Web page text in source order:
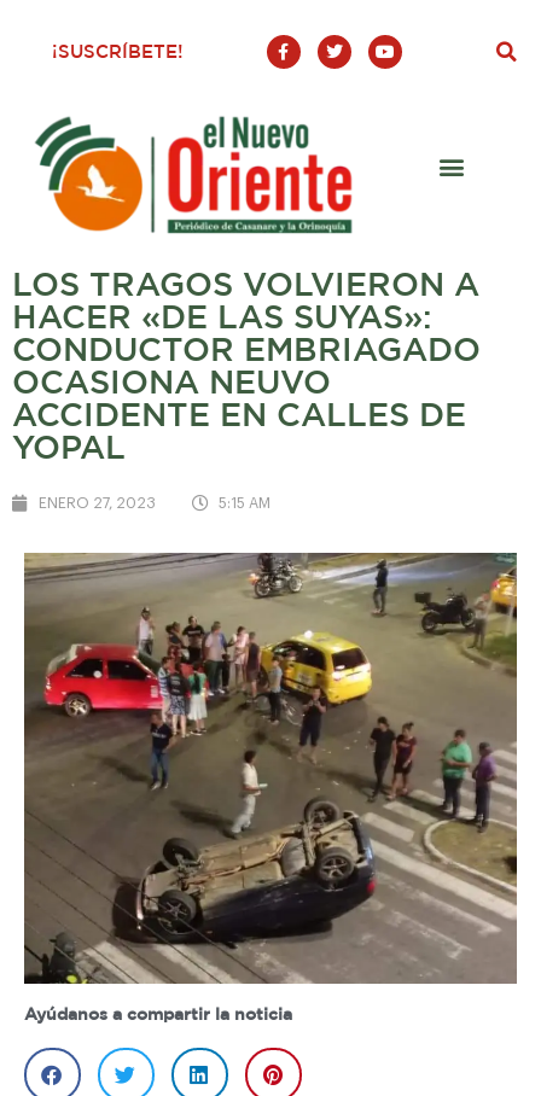
¡SUSCRÍBETE!
F
a
c
o
o
-
T
w
i
Y
o
u
LOS TRAGOS VOLVIERON A
HACER «DE LAS SUYAS»:
CONDUCTOR EMBRIAGADO
OCASIONA NEUVO
ACCIDENTE EN CALLES DE
YOPAL
ENERO 27, 2023 5:15 AM
Ayúdanos a compartir la noticia